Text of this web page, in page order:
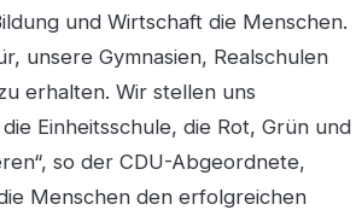
und Wirtschaft die Menschen.
unsere Gymnasien, Realschulen
erhalten. Wir stellen uns
Einheitsschule, die Rot, Grün und
so der CDU-Abgeordnete,
Menschen den erfolgreichen